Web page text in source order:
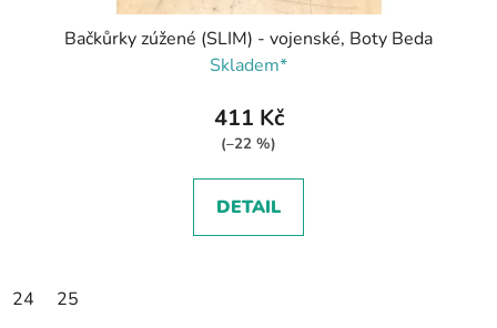
Bačkůrky zúžené (SLIM) - vojenské, Boty Beda
Skladem*
411 Kč
(–22 %)
DETAIL
24 25